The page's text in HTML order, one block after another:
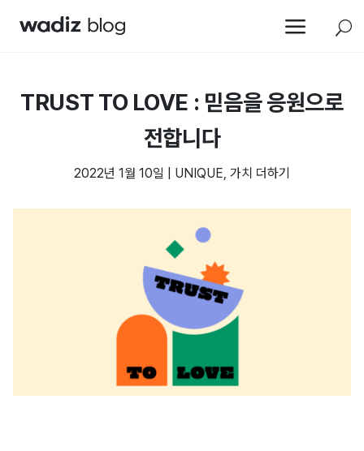
a U
TRUST TO LOVE : 믿음을 응원으로
전합니다
2022년 1월 10일 UNIQUE, 가치 더하기